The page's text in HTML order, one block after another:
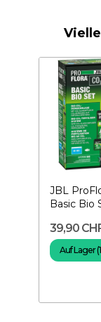
JBL
Basic Bio
39,90
Auf Lager